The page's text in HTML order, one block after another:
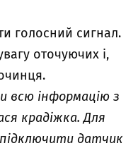
голосний сигнал.
оточуючих і,
всю інформацію з
крадіжка. Для
датчик